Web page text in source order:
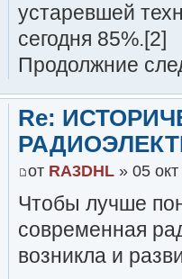
устаревшей
сегодня 85%.[2]
Продолжние
Re:
от RA3DHL» 05 окт
Чтобы лучше
современная
возникла и